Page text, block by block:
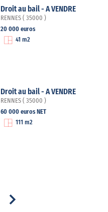
Droit au bail - A VENDRE
RENNES ( 35000 )
20 000 euros
41 m2
Droit au bail - A VENDRE
RENNES ( 35000 )
60 000 euros NET
111 m2